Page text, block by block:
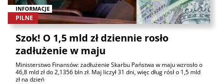
INFORMACJE
PILNE
Szok! O 1,5 mld zł dziennie rosło
zadłużenie w maju
Ministerstwo Finansów: zadłużenie Skarbu Państwa w maju wzrosło o
46,8 mld zł do 2,1356 bln zł. Maj liczył 31 dni, więc dług rósł o 1,5 mld
zł na dzień